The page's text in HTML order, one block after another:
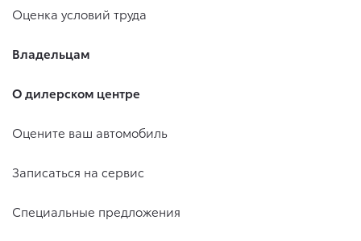
Оценка условий труда
Владельцам
О дилерском центре
Оцените ваш автомобиль
Записаться на сервис
Специальные предложения